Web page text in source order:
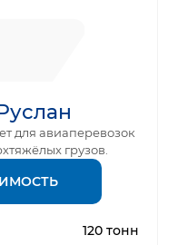
для авиаперевозок
грузов.
120 тонн